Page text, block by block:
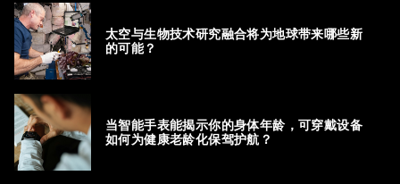
太空与生物技术研究融合将为地球带来哪些新
的可能？
当智能手表能揭示你的身体年龄，可穿戴设备
如何为健康老龄化保驾护航？